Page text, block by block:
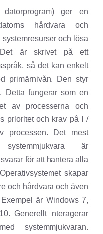
datorprogram) ger en
hårdvara och
och lösa
Det är skrivet på ett
så det kan enkelt
primärnivån. Den styr
Detta fungerar som en
av processerna och
prioritet och krav på I /
processen. Det mest
är
för att hantera alla
skapar
och hårdvara och även
är Windows 7,
Generellt interagerar
systemmjukvaran.